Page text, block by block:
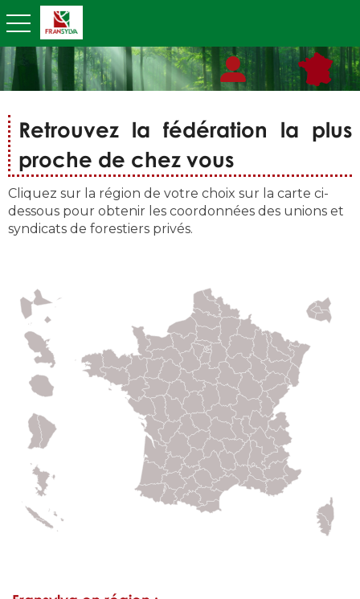
toggle navigation
Retrouvez la fédération la plus
proche de chez vous
Cliquez sur la région de votre choix sur la carte ci-
dessous pour obtenir les coordonnées des unions et
syndicats de forestiers privés.